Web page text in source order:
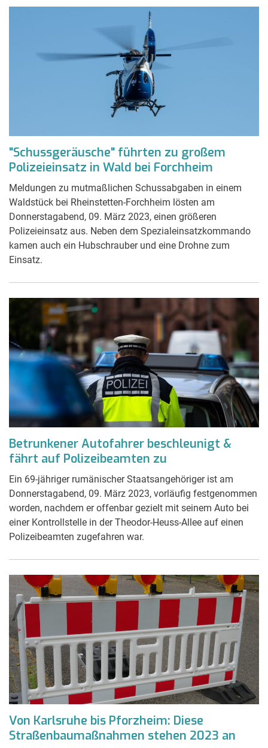
"Schussgeräusche" führten zu großem
Polizeieinsatz in Wald bei Forchheim
Meldungen zu mutmaßlichen Schussabgaben in einem
Waldstück bei Rheinstetten-Forchheim lösten am
Donnerstagabend, 09. März 2023, einen größeren
Polizeieinsatz aus. Neben dem Spezialeinsatzkommando
kamen auch ein Hubschrauber und eine Drohne zum
Einsatz.
Betrunkener Autofahrer beschleunigt &
fährt auf Polizeibeamten zu
Ein 69-jähriger rumänischer Staatsangehöriger ist am
Donnerstagabend, 09. März 2023, vorläufig festgenommen
worden, nachdem er offenbar gezielt mit seinem Auto bei
einer Kontrollstelle in der Theodor-Heuss-Allee auf einen
Polizeibeamten zugefahren war.
Von Karlsruhe bis Pforzheim: Diese
Straßenbaumaßnahmen stehen 2023 an